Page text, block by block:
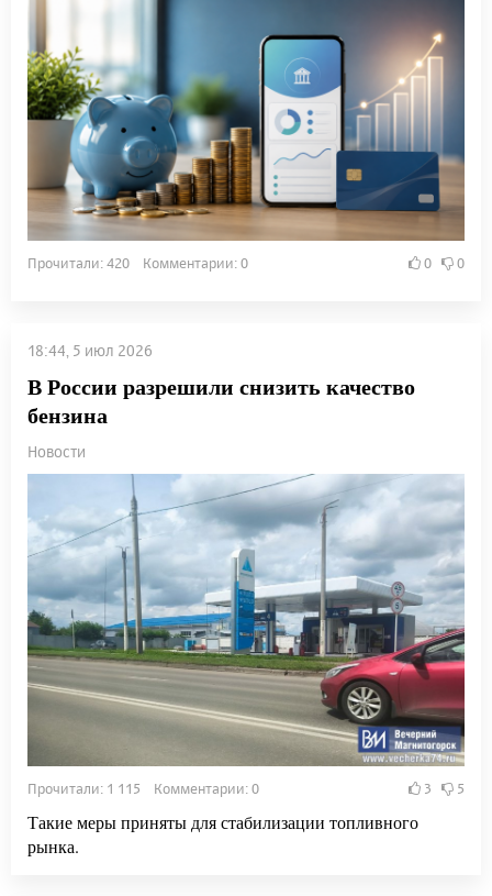
Прочитали: 420 Комментарии: 0 0 0
18:44, 5 июл 2026
В России разрешили снизить качество
бензина
Новости
Прочитали: 1 115 Комментарии: 0 3 5
Такие меры приняты для стабилизации топливного
рынка.